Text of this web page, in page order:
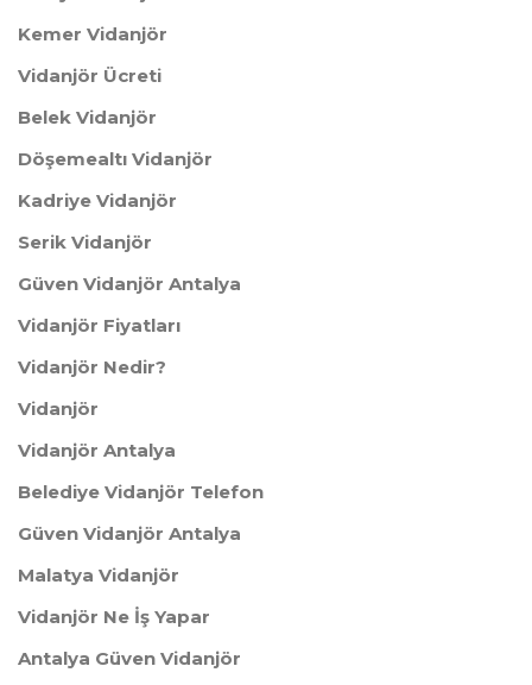
​Kemer Vidanjör
​Vidanjör Ücreti
​Belek Vidanjör
Döşemealtı Vidanjör
​Kadriye Vidanjör
​Serik Vidanjör
Güven ​Vidanjör Antalya
​Vidanjör Fiyatları
Vidanjör Nedir?
Vidanjör
Vidanjör Antalya
Belediye Vidanjör Telefon
Güven Vidanjör Antalya
Malatya Vidanjör
Vidanjör Ne İş Yapar
Antalya Güven Vidanjör